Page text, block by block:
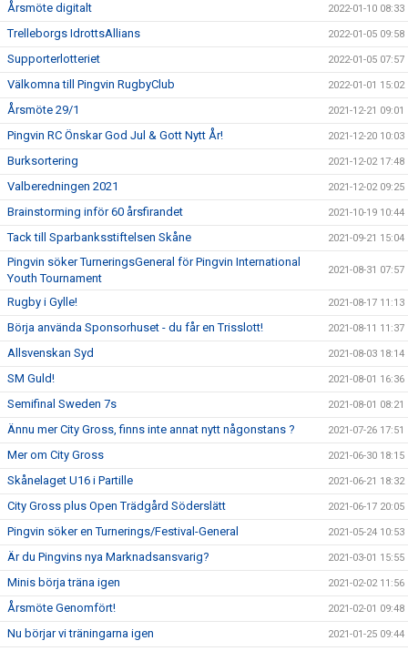
Årsmöte digitalt 2022-01-10 08:33
Trelleborgs IdrottsAllians 2022-01-05 09:58
Supporterlotteriet 2022-01-05 07:57
Välkomna till Pingvin RugbyClub 2022-01-01 15:02
Årsmöte 29/1 2021-12-21 09:01
Pingvin RC Önskar God Jul & Gott Nytt År! 2021-12-20 10:03
Burksortering 2021-12-02 17:48
Valberedningen 2021 2021-12-02 09:25
Brainstorming inför 60 årsfirandet 2021-10-19 10:44
Tack till Sparbanksstiftelsen Skåne 2021-09-21 15:04
Pingvin söker TurneringsGeneral för Pingvin International
Youth Tournament
2021-08-31 07:57
Rugby i Gylle! 2021-08-17 11:13
Börja använda Sponsorhuset - du får en Trisslott! 2021-08-11 11:37
Allsvenskan Syd 2021-08-03 18:14
SM Guld! 2021-08-01 16:36
Semifinal Sweden 7s 2021-08-01 08:21
Ännu mer City Gross, finns inte annat nytt någonstans ? 2021-07-26 17:51
Mer om City Gross 2021-06-30 18:15
Skånelaget U16 i Partille 2021-06-21 18:32
City Gross plus Open Trädgård Söderslätt 2021-06-17 20:05
Pingvin söker en Turnerings/Festival-General 2021-05-24 10:53
Är du Pingvins nya Marknadsansvarig? 2021-03-01 15:55
Minis börja träna igen 2021-02-02 11:56
Årsmöte Genomfört! 2021-02-01 09:48
Nu börjar vi träningarna igen 2021-01-25 09:44